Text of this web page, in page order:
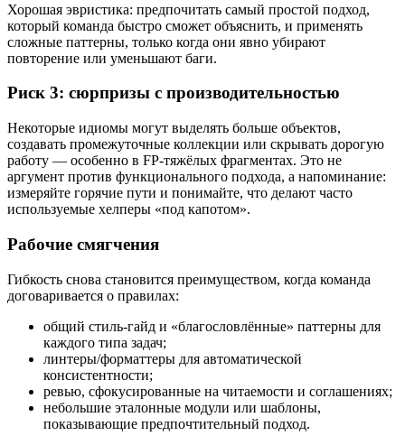
Хорошая эвристика: предпочитать самый простой подход,
который команда быстро сможет объяснить, и применять
сложные паттерны, только когда они явно убирают
повторение или уменьшают баги.
Риск 3: сюрпризы с производительностью
Некоторые идиомы могут выделять больше объектов,
создавать промежуточные коллекции или скрывать дорогую
работу — особенно в FP-тяжёлых фрагментах. Это не
аргумент против функционального подхода, а напоминание:
измеряйте горячие пути и понимайте, что делают часто
используемые хелперы «под капотом».
Рабочие смягчения
Гибкость снова становится преимуществом, когда команда
договаривается о правилах:
общий стиль-гайд и «благословлённые» паттерны для
каждого типа задач;
линтеры/форматтеры для автоматической
консистентности;
ревью, сфокусированные на читаемости и соглашениях;
небольшие эталонные модули или шаблоны,
показывающие предпочтительный подход.